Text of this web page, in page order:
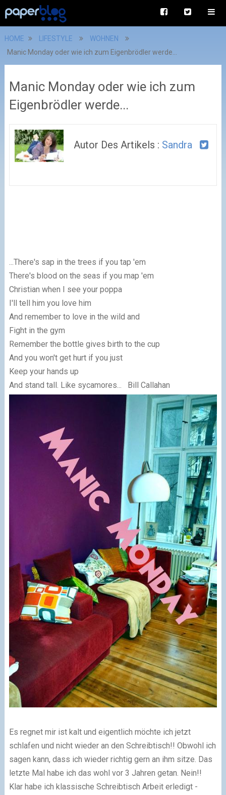
HOME LIFESTYLE
WOHNEN
Manic Monday oder wie ich zum Eigenbrödler werde...
Manic Monday oder wie ich zum
Eigenbrödler werde...
Autor Des Artikels : Sandra
...There's sap in the trees if you tap 'em
There's blood on the seas if you map 'em
Christian when I see your poppa
I'll tell him you love him
And remember to love in the wild and
Fight in the gym
Remember the bottle gives birth to the cup
And you won't get hurt if you just
Keep your hands up
And stand tall. Like sycamores...
Bill Callahan
Es regnet mir ist kalt und eigentlich möchte ich jetzt
schlafen und nicht wieder an den Schreibtisch!! Obwohl ich
sagen kann, dass ich wieder richtig gern an ihm sitze. Das
letzte Mal habe ich das wohl vor 3 Jahren getan. Nein!!
Klar habe ich klassische Schreibtisch Arbeit erledigt -